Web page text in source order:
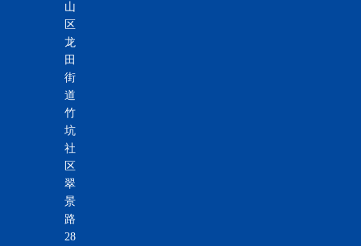
山
区
龙
田
街
道
竹
坑
社
区
翠
景
路
28